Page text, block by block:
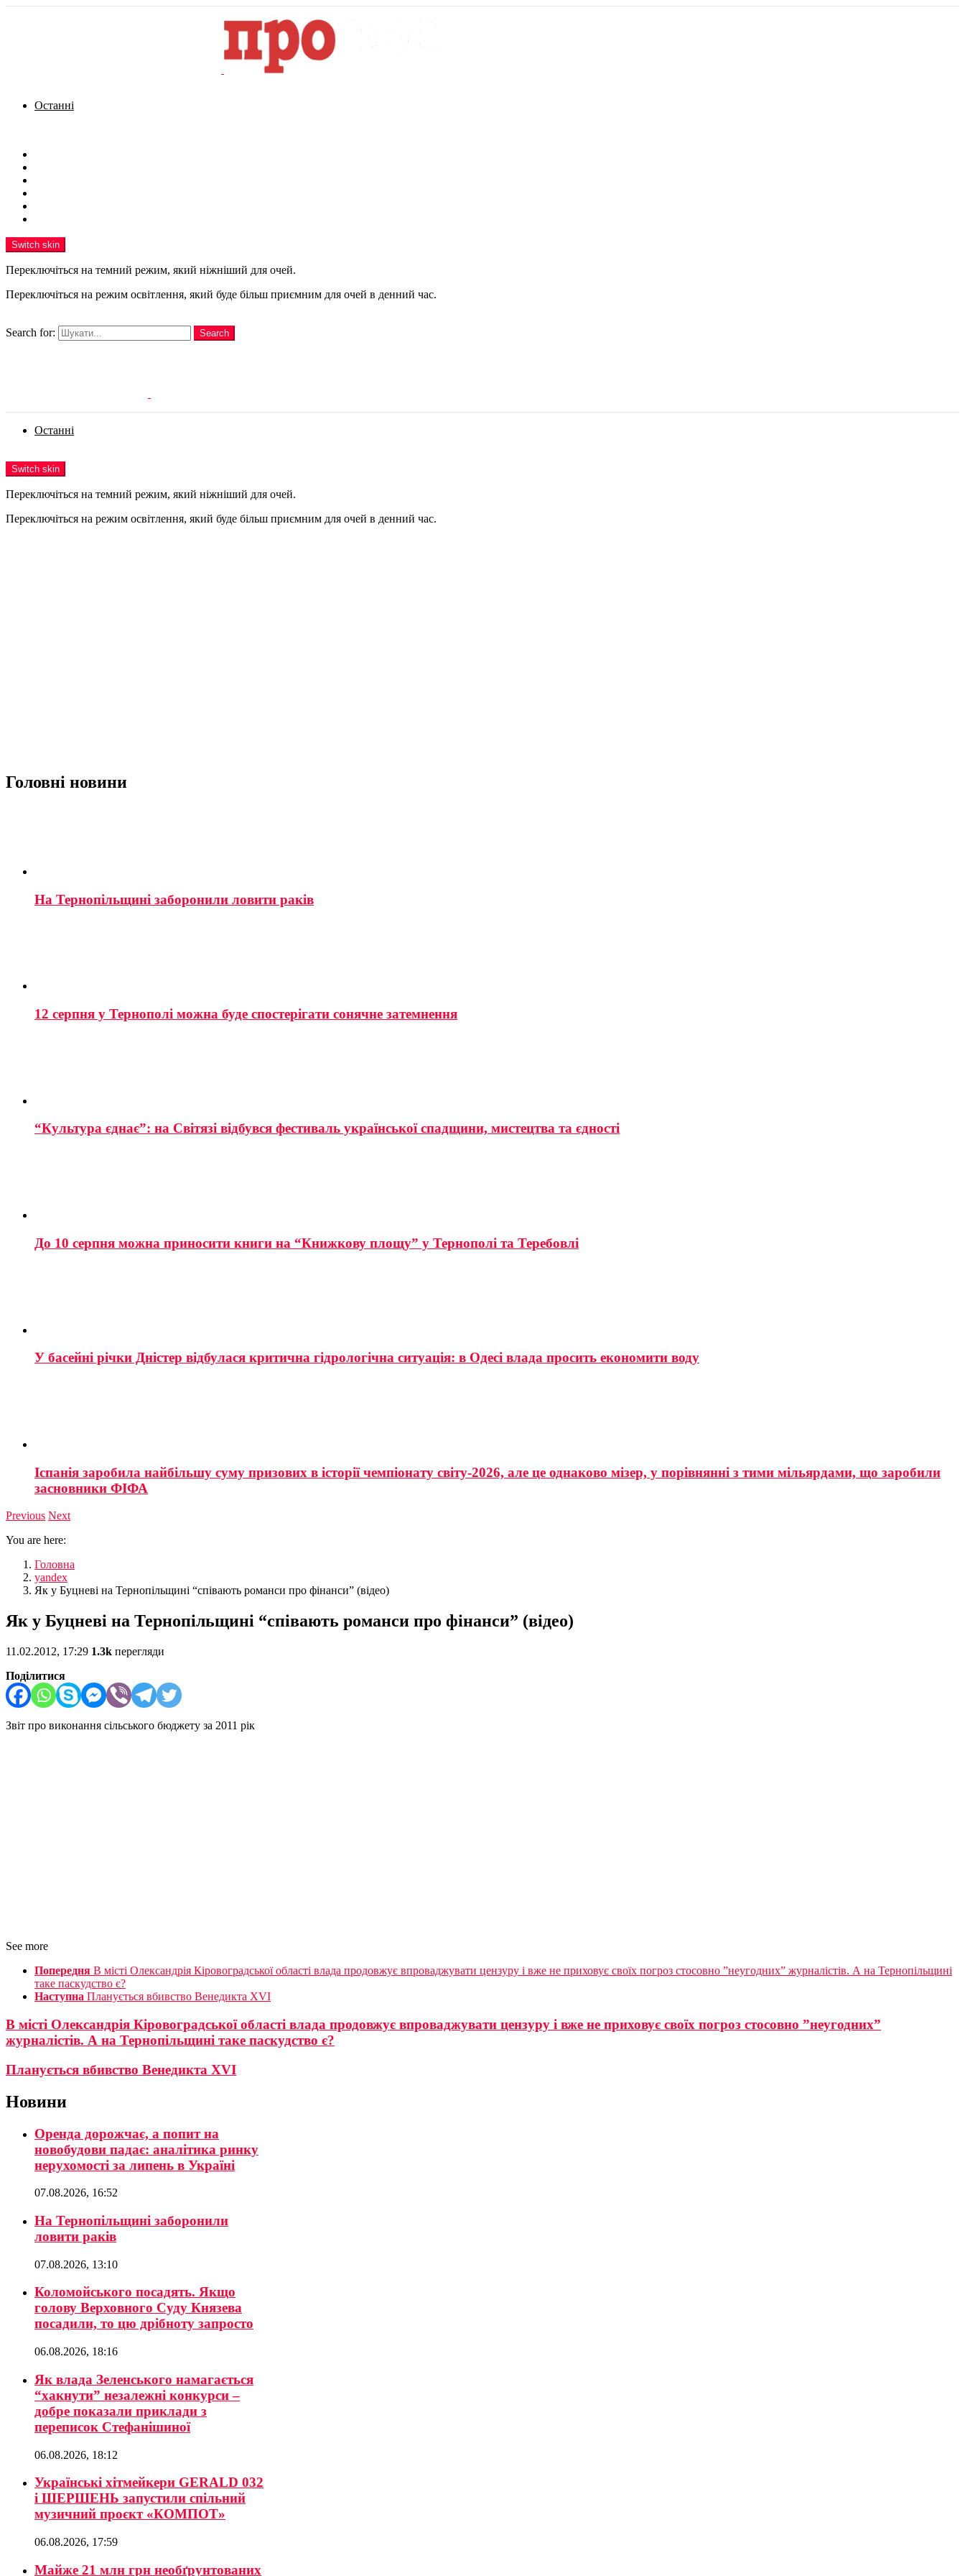
Останні
Switch skin
Переключіться на темний режим, який ніжніший для очей.
Переключіться на режим освітлення, який буде більш приємним для очей в денний час.
Search for:
Search
Останні
Switch skin
Переключіться на темний режим, який ніжніший для очей.
Переключіться на режим освітлення, який буде більш приємним для очей в денний час.
Головні новини
На Тернопільщині заборонили ловити раків
12 серпня у Тернополі можна буде спостерігати сонячне затемнення
“Культура єднає”: на Світязі відбувся фестиваль української спадщини, мистецтва та єдності
До 10 серпня можна приносити книги на “Книжкову площу” у Тернополі та Теребовлі
У басейні річки Дністер відбулася критична гідрологічна ситуація: в Одесі влада просить економити воду
Іспанія заробила найбільшу суму призових в історії чемпіонату світу-2026, але це однаково мізер, у порівнянні з тими мільярдами, що заробили
засновники ФІФА
Previous Next
You are here:
Головна
yandex
Як у Буцневі на Тернопільщині “співають романси про фінанси” (відео)
Як у Буцневі на Тернопільщині “співають романси про фінанси” (відео)
11.02.2012, 17:29 1.3k перегляди
Поділитися
Звіт про виконання сільського бюджету за 2011 рік
See more
Попередня В місті Олександрія Кіровоградської області влада продовжує впроваджувати цензуру і вже не приховує своїх погроз стосовно ”неугодних” журналістів. А на Тернопільщині
таке паскудство є?
Наступна Планується вбивство Венедикта XVI
В місті Олександрія Кіровоградської області влада продовжує впроваджувати цензуру і вже не приховує своїх погроз стосовно ”неугодних”
журналістів. А на Тернопільщині таке паскудство є?
Планується вбивство Венедикта XVI
Новини
Оренда дорожчає, а попит на
новобудови падає: аналітика ринку
нерухомості за липень в Україні
07.08.2026, 16:52
На Тернопільщині заборонили
ловити раків
07.08.2026, 13:10
Коломойського посадять. Якщо
голову Верховного Суду Князева
посадили, то цю дрібноту запросто
06.08.2026, 18:16
Як влада Зеленського намагається
“хакнути” незалежні конкурси –
добре показали приклади з
переписок Стефанішиної
06.08.2026, 18:12
Українські хітмейкери GERALD 032
і ШЕРШЕНЬ запустили спільний
музичний проєкт «КОМПОТ»
06.08.2026, 17:59
Майже 21 млн грн необґрунтованих